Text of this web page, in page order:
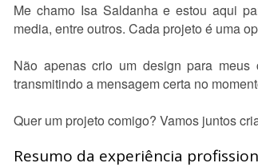
Me chamo Isa Saldanha e estou aqui
media, entre outros. Cada projeto é uma
Não apenas crio um design para
transmitindo a mensagem certa no
Quer um projeto comigo? Vamos juntos
Resumo da experiência